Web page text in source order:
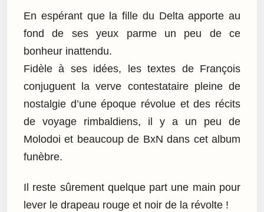
En espérant que la fille du Delta apporte au
fond de ses yeux parme un peu de ce
bonheur inattendu.
Fidèle à ses idées, les textes de François
conjuguent la verve contestataire pleine de
nostalgie d’une époque révolue et des récits
de voyage rimbaldiens, il y a un peu de
Molodoi et beaucoup de BxN dans cet album
funèbre.
Il reste sûrement quelque part une main pour
lever le drapeau rouge et noir de la révolte !